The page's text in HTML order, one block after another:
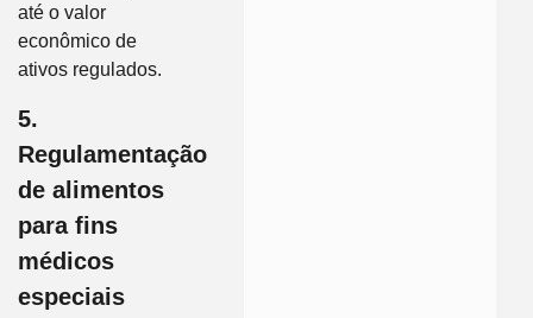
até o valor
econômico de
ativos regulados.
5.
Regulamentação
de alimentos
para fins
médicos
especiais